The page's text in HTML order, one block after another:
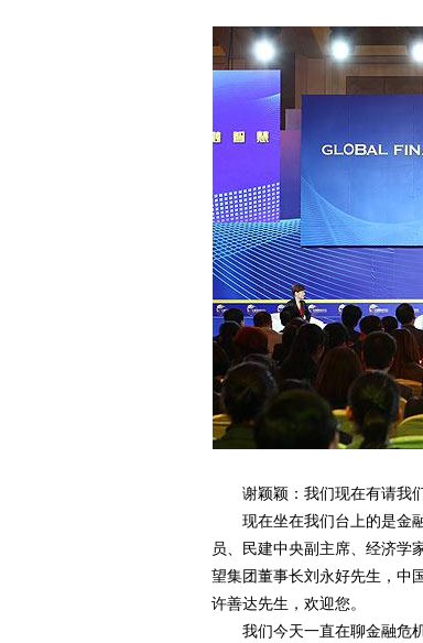
谢颖颖：我们现在有请我们
现在坐在我们台上的是金融
员、民建中央副主席、经济学
望集团董事长刘永好先生，中
许善达先生，欢迎您。
我们今天一直在聊金融危机